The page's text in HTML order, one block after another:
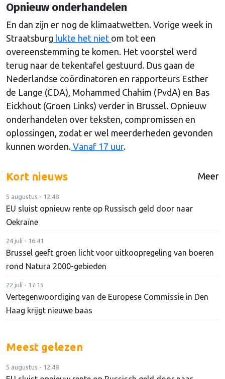
Opnieuw onderhandelen
En dan zijn er nog de klimaatwetten. Vorige week in
Straatsburg lukte het niet om tot een
overeenstemming te komen. Het voorstel werd
terug naar de tekentafel gestuurd. Dus gaan de
Nederlandse coördinatoren en rapporteurs Esther
de Lange (CDA), Mohammed Chahim (PvdA) en Bas
Eickhout (Groen Links) verder in Brussel. Opnieuw
onderhandelen over teksten, compromissen en
oplossingen, zodat er wel meerderheden gevonden
kunnen worden. Vanaf 17 uur.
Kort nieuws Meer
5 augustus - 12:48
EU sluist opnieuw rente op Russisch geld door naar
Oekraïne
24 juli - 16:41
Brussel geeft groen licht voor uitkoopregeling van boeren
rond Natura 2000-gebieden
22 juli - 17:15
Vertegenwoordiging van de Europese Commissie in Den
Haag krijgt nieuwe baas
Meest gelezen
5 augustus - 12:48